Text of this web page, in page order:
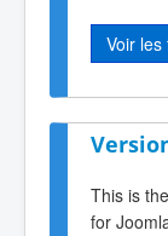
Voir les
This is
for